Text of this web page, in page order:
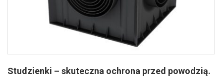
Studzienki – skuteczna ochrona przed powodzią.